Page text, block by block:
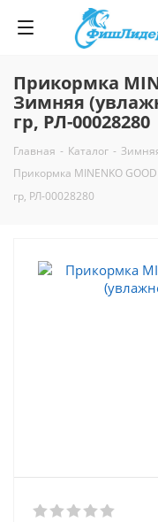
Прикормка
Зимняя
гр, РЛ-00028280
Главная - Каталог -
Прикормка MINENKO
гр, РЛ-00028280